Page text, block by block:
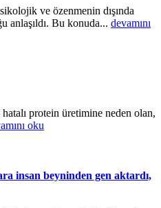
ve özenmenin dışında
anlaşıldı. Bu konuda... devamını
protein üretimine neden olan,
oku
insan beyninden gen aktardı,